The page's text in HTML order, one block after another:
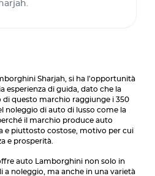
Sharjah, si ha l'opportunità
esperienza di guida, dato che la
di questo marchio raggiunge i 350
noleggio di auto di lusso come la
il marchio produce auto
e piuttosto costose, motivo per cui
e prosperità.
auto Lamborghini non solo in
noleggio, ma anche in una varietà